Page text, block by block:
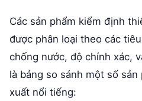
Các sản phẩm kiểm định
được phân loại theo các
chống nước, độ chính xác,
là bảng so sánh một số sản
xuất nổi tiếng: